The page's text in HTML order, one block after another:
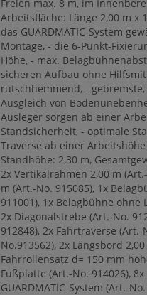
Freien max. 8 m, im
Arbeitsfläche: Länge 2,00 m x
das GUARDMATIC-System
Montage, - die 6-Punkt-
Höhe, - max.
sicheren Aufbau ohne
rutschhemmend, -
Ausgleich von
Ausleger sorgen ab einer
Standsicherheit, - optimale
Traverse ab einer
Standhöhe: 2,30 m,
2x Vertikalrahmen 2,00 m
m (Art.-No. 915085), 1x
911001), 1x Belagbühne ohne
2x Diagonalstrebe (Art.-No.
912848), 2x Fahrtraverse
No.913562), 2x Längsbord
Fahrrollensatz d= 150 mm
Fußplatte (Art.-No. 914026),
GUARDMATIC-System (Art.-